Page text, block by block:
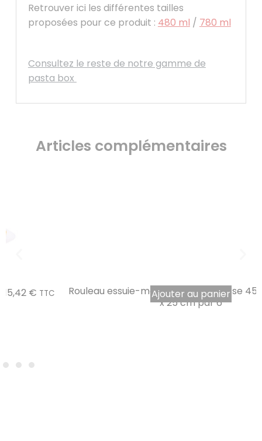
Retrouver ici les différentes tailles
proposées pour ce produit : 480 ml / 780 ml
Consultez le reste de notre gamme de
pasta box
Articles complémentaires
Rouleau essuie-mains pure ouate lisse 450 formats 19
x 25 cm par 6
Ajouter au panier